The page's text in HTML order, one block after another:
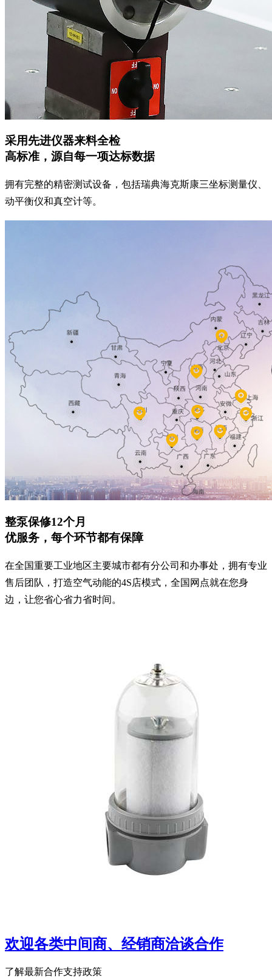
采用先进仪器来料全检
高标准，源自每一项达标数据
拥有完整的精密测试设备，包括瑞典海克斯康三坐标测量仪、
动平衡仪和真空计等。
整泵保修12个月
优服务，每个环节都有保障
在全国重要工业地区主要城市都有分公司和办事处，拥有专业
售后团队，打造空气动能的4S店模式，全国网点就在您身
边，让您省心省力省时间。
欢迎各类中间商、经销商洽谈合作
了解最新合作支持政策